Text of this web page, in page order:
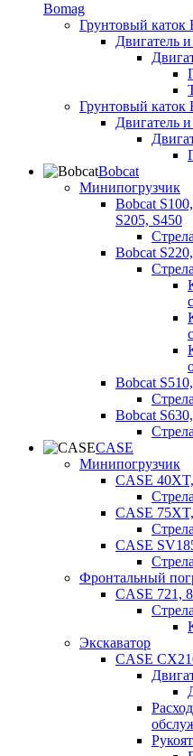
Bomag
Грунтовый каток
Двигатель
Грунтовый каток
Двигатель
Bobcat
Минипогрузчик
Bobcat
S205, S450
Bobcat
Bobcat
Bobcat
CASE
Минипогрузчик
CASE
CASE
CASE
Фронтальный
CASE 721,
Экскаватор
CASE